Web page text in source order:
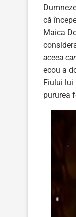
că
Maica
aceea
ecou a
Fiului lui
pururea